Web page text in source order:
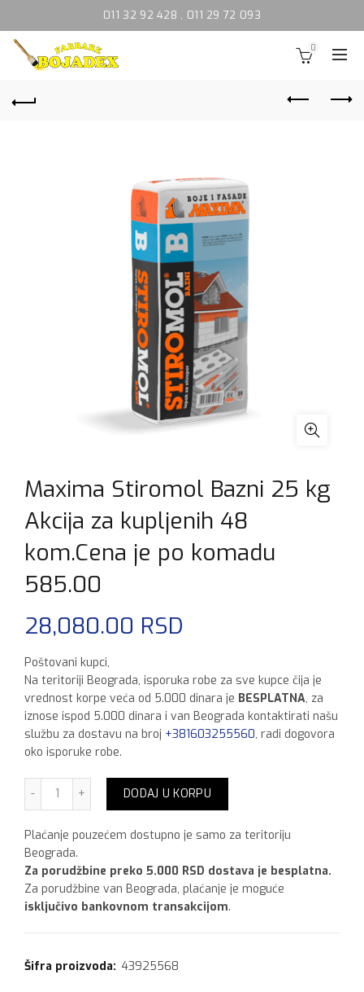
011 32 92 428 , 011 29 72 093
0
Maxima Stiromol Bazni 25 kg
Akcija za kupljenih 48
kom.Cena je po komadu
585.00
28,080.00 RSD
Poštovani kupci,
Na teritoriji Beograda, isporuka robe za sve kupce čija je
vrednost korpe veća od 5.000 dinara je BESPLATNA, za
iznose ispod 5.000 dinara i van Beograda kontaktirati našu
službu za dostavu na broj +381603255560, radi dogovora
oko isporuke robe.
Maxima Stiromol Bazni 25 kg Akcija za kupljenih 48
DODAJ U KORPU
Plaćanje pouzećem dostupno je samo za teritoriju
Beograda.
Za porudžbine preko 5.000 RSD dostava je besplatna.
Za porudžbine van Beograda, plaćanje je moguće
isključivo bankovnom transakcijom.
Šifra proizvoda: 43925568